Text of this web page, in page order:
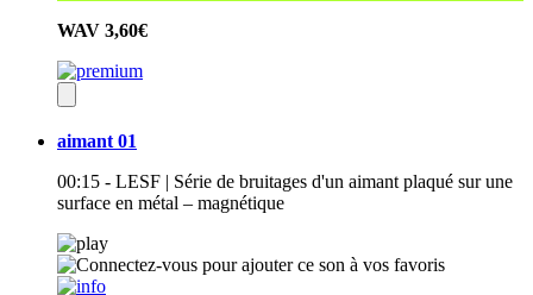
WAV 3,60€
aimant 01
00:15 - LESF | Série de bruitages d'un aimant plaqué sur une
surface en métal – magnétique